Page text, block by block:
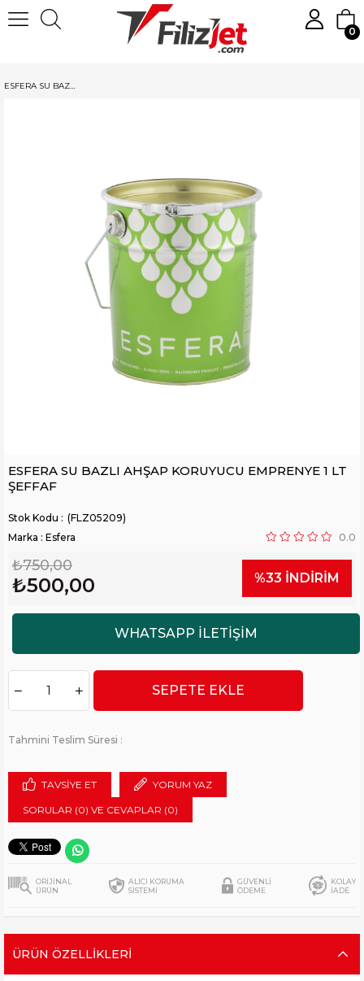
0
ESFERA SU BAZLI AHŞAP KORUYUCU EMPRENYE 1 LT ŞEFFAF
ESFERA SU BAZLI AHŞAP KORUYUCU EMPRENYE 1 LT
ŞEFFAF
(FLZ05209)
Marka : Esfera 0.0
₺750,00
₺500,00 %33 İNDIRIM
Tahmini Teslim Süresi :
TAVSIYE ET YORUM YAZ
SORULAR (0) VE CEVAPLAR (0)
ORİJİNAL
ÜRÜN
ALICI KORUMA
SİSTEMİ
GÜVENLİ
ÖDEME
KOLAY
İADE
ÜRÜN ÖZELLIKLERI